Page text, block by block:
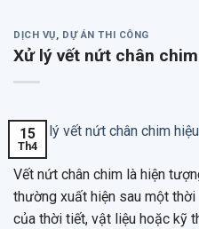
DỊCH VỤ, DỰ ÁN THI CÔNG
Xử lý vết nứt chân
15
Th4
Vết nứt chân chim là hiện
thường xuất hiện sau một
của thời tiết, vật liệu hoặc kỹ